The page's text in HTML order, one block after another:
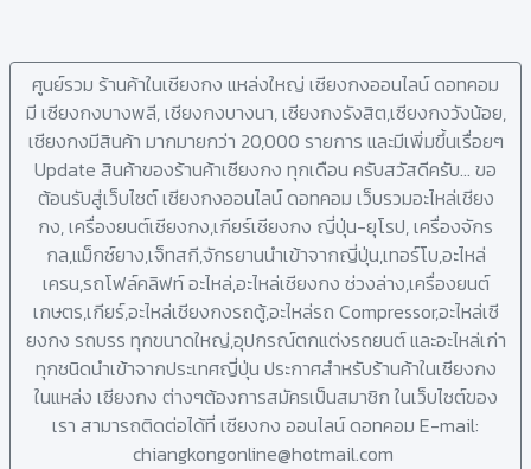
ศูนย์รวม ร้านค้าในเชียงกง แหล่งใหญ่ เซียงกงออนไลน์ ดอทคอม
มี เซียงกงบางพลี, เชียงกงบางนา, เซียงกงรังสิต,เซียงกงวังน้อย,
เชียงกงมีสินค้า มากมายกว่า 20,000 รายการ และมีเพิ่มขึ้นเรื่อยๆ
Update สินค้าของร้านค้าเซียงกง ทุกเดือน ครับสวัสดีครับ... ขอ
ต้อนรับสู่เว็บไซต์ เซียงกงออนไลน์ ดอทคอม เว็บรวมอะไหล่เชียง
กง, เครื่องยนต์เซียงกง,เกียร์เซียงกง ญี่ปุ่น-ยุโรป, เครื่องจักร
กล,แม็กซ์ยาง,เจ็ทสกี,จักรยานนำเข้าจากญี่ปุ่น,เทอร์โบ,อะไหล่
เครน,รถโฟล์คลิฟท์ อะไหล่,อะไหล่เชียงกง ช่วงล่าง,เครื่องยนต์
เกษตร,เกียร์,อะไหล่เชียงกงรถตู้,อะไหล่รถ Compressor,อะไหล่เซี
ยงกง รถบรร ทุกขนาดใหญ่,อุปกรณ์ตกแต่งรถยนต์ และอะไหล่เก่า
ทุกชนิดนำเข้าจากประเทศญี่ปุ่น ประกาศสำหรับร้านค้าในเชียงกง
ในแหล่ง เซียงกง ต่างๆต้องการสมัครเป็นสมาชิก ในเว็บไซต์ของ
เรา สามารถติดต่อได้ที่ เซียงกง ออนไลน์ ดอทคอม E-mail:
chiangkongonline@hotmail.com